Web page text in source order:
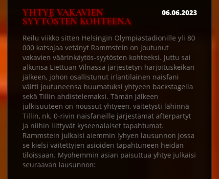
YHTYE VAKAVIEN
SYYTÖSTEN KOHTEENA
06.06.2023
Reilu viikko sitten Helsingin Olympiastadionille yli 80
000 katsojaa vetänyt Rammstein on joutunut
vakavien väärinkäytös-syytösten kohteeksi. Juttu sai
alkunsa Liettuan Vilnassa järjestetyn harjoituskeikan
jälkeen, johon osallistunut irlantilainen naisfani
väitti joutuneensa huumatuksi yhtyeen backstagella
sekä Tillin ahdistelemaksi. Tämän jälkeen
julkisuuteen on noussut yhtyeen, väitetysti lähinnä
Tillin, nk. 0-rivin naisfaneille järjestämät afterpartyt
ja niihin liittyvät kyseenalaiset tapahtumat.
Rammstein julkaisi aiemmin lyhyen lausunnon jossa
se kielsi väitettyjen asioiden tapahtuneen heidän
tiloissaan. Myöhemmin asian paisuttua yhtye julkaisi
seuraavan lausunnon: